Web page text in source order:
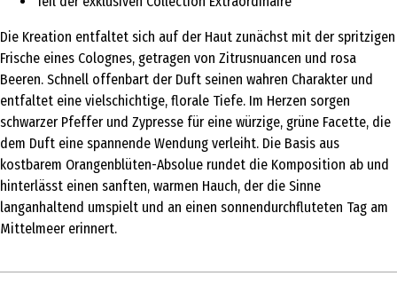
Die Kreation entfaltet sich auf der Haut zunächst mit der spritzigen
Frische eines Colognes, getragen von Zitrusnuancen und rosa
Beeren. Schnell offenbart der Duft seinen wahren Charakter und
entfaltet eine vielschichtige, florale Tiefe. Im Herzen sorgen
schwarzer Pfeffer und Zypresse für eine würzige, grüne Facette, die
dem Duft eine spannende Wendung verleiht. Die Basis aus
kostbarem Orangenblüten-Absolue rundet die Komposition ab und
hinterlässt einen sanften, warmen Hauch, der die Sinne
langanhaltend umspielt und an einen sonnendurchfluteten Tag am
Mittelmeer erinnert.